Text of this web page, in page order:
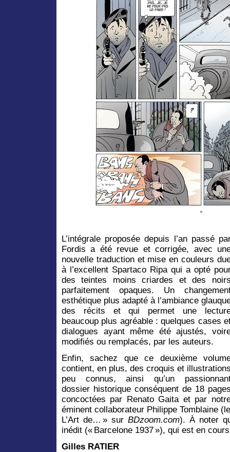
L’intégrale proposée depuis l’an passé
Fordis a été revue et corrigée, avec
nouvelle traduction et mise en couleurs
à l’excellent Spartaco Ripa qui a opté
des teintes moins criardes et des
parfaitement opaques. Un
esthétique plus adapté à l’ambiance
des récits et qui permet une
beaucoup plus agréable : quelques cases
dialogues ayant même été ajustés,
modifiés ou remplacés, par les auteurs.
Enfin, sachez que ce deuxième
contient, en plus, des croquis et
peu connus, ainsi qu’un
dossier historique conséquent de 18
concoctées par Renato Gaita et par
éminent collaborateur Philippe Tomblaine
L’Art de… » sur BDzoom.com). À noter
inédit (« Barcelone 1937 »), qui est en
Gilles RATIER